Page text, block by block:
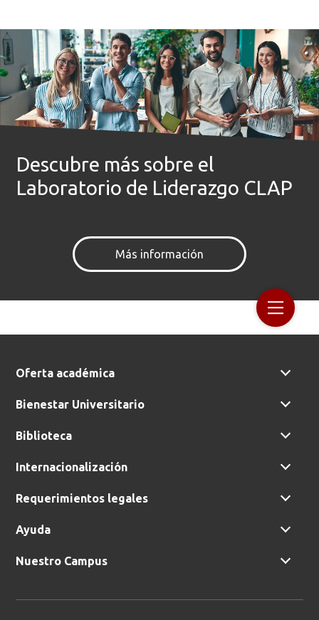
Descubre más sobre el
Laboratorio de Liderazgo CLAP
Más información
Busca en la escuela
Oferta académica
Bienestar Universitario
Biblioteca
Internacionalización
Requerimientos legales
Ayuda
Nuestro Campus